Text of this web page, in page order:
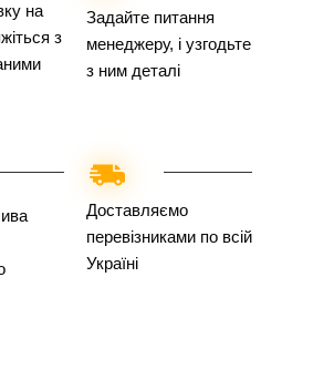
на
з
Задайте питання
менеджеру, і узгодьте
з ним деталі
Доставляємо
перевізниками по всій
Україні